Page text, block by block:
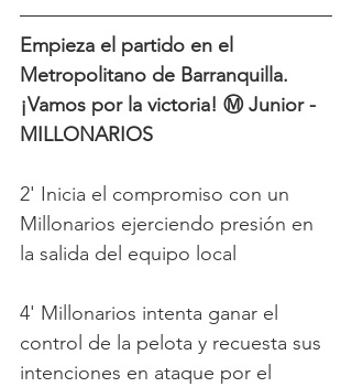
Empieza el partido en el
Metropolitano de Barranquilla.
¡Vamos por la victoria! Ⓜ️ Junior -
MILLONARIOS
2' Inicia el compromiso con un
Millonarios ejerciendo presión en
la salida del equipo local
4' Millonarios intenta ganar el
control de la pelota y recuesta sus
intenciones en ataque por el